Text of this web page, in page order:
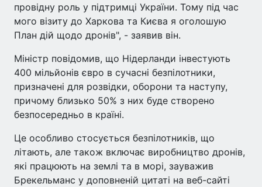
провідну роль у підтримці України. Тому під час
мого візиту до Харкова та Києва я оголошую
План дій щодо дронів", - заявив він.
Міністр повідомив, що Нідерланди інвестують
400 мільйонів євро в сучасні безпілотники,
призначені для розвідки, оборони та наступу,
причому близько 50% з них буде створено
безпосередньо в країні.
Це особливо стосується безпілотників, що
літають, але також включає виробництво дронів,
які працюють на землі та в морі, зауважив
Брекельманс у доповненій цитаті на веб-сайті